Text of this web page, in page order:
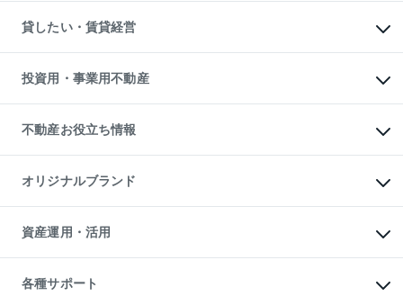
不動産購入の流れ
注目キーワード物件特集
購入ガイド
English 繁体中文簡体中文
不動産査定について
不動産売却の流れ
不動産買換えの流れ
売却ガイド
オフィス・店舗の賃貸
借りるときの流れ
借りるガイド
貸したい・賃貸経営
マンション賃料データ
賃貸管理プラン
リロケーションについて
貸すガイド
投資用・事業用不動産
事業用不動産
マンション投資
投資用マンション
アパート経営
収益物件
ビル購入（ビル一棟）
投資用不動産の売却査定
事業用不動産の売却査定
不動産お役立ち情報
マンションライブラリー
人気マンションランキング
暮らしに役立つ不動産メディア
不動産相場・不動産価格情報
不動産コラム・ニュース
不動産用語集
不動産なんでもネット相談室
オリジナルブランド
一棟リノベーションマンション
L`GENTE（ルジェンテ）
区分リノベーションマンション
投資用一棟レジデンスWELL
資産運用・活用
不動産M&A
各種サポート